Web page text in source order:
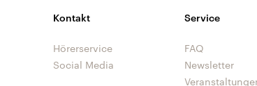
Kontakt
Hörerservice
Social Media
Service
FAQ
Newsletter